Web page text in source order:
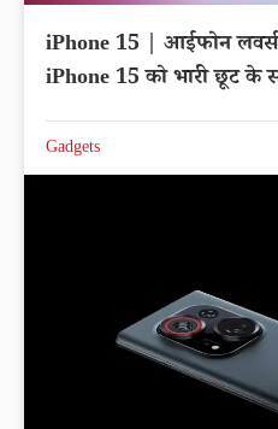
iPhone 15 | आईफोन
iPhone 15 को भारी छूट के
Gadgets